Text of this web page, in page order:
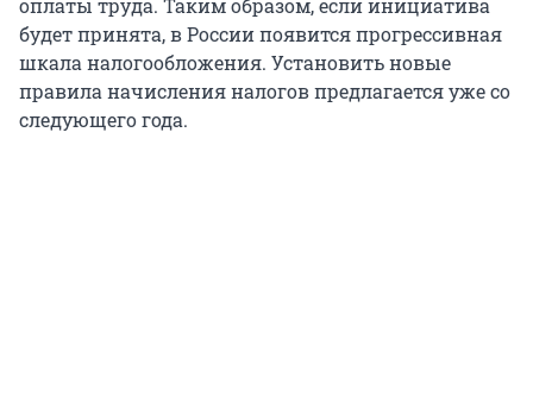
будет принята, в России появится прогрессивная
шкала налогообложения. Установить новые
правила начисления налогов предлагается уже со
следующего года.